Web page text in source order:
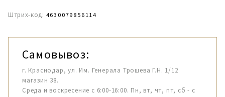
Штрих-код: 4630079856114
Самовывоз:
г. Краснодар, ул. Им. Генерала Трошева Г.Н. 1/12
магазин 38.
Среда и воскресение с 6:00-16:00. Пн, вт, чт, пт, сб - с